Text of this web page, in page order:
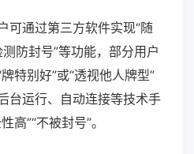
可通过第三方软件实现“随
测防封号”等功能，部分用户
特别好”或“透视他人牌型”
台运行、自动连接等技术手
高”“不被封号”。